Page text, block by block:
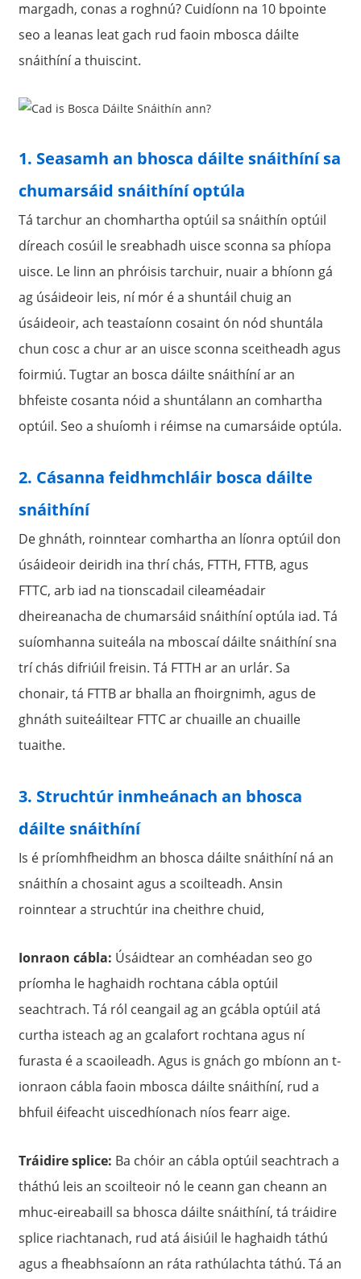
margadh, conas a roghnú? Cuidíonn na 10 bpointe
seo a leanas leat gach rud faoin mbosca dáilte
snáithíní a thuiscint.
1. Seasamh an bhosca dáilte snáithíní sa
chumarsáid snáithíní optúla
Tá tarchur an chomhartha optúil sa snáithín optúil
díreach cosúil le sreabhadh uisce sconna sa phíopa
uisce. Le linn an phróisis tarchuir, nuair a bhíonn gá
ag úsáideoir leis, ní mór é a shuntáil chuig an
úsáideoir, ach teastaíonn cosaint ón nód shuntála
chun cosc ​​a chur ar an uisce sconna sceitheadh ​​agus
foirmiú. Tugtar an bosca dáilte snáithíní ar an
bhfeiste cosanta nóid a shuntálann an comhartha
optúil. Seo a shuíomh i réimse na cumarsáide optúla.
2. Cásanna feidhmchláir bosca dáilte
snáithíní
De ghnáth, roinntear comhartha an líonra optúil don
úsáideoir deiridh ina thrí chás, FTTH, FTTB, agus
FTTC, arb iad na tionscadail cileaméadair
dheireanacha de chumarsáid snáithíní optúla iad. Tá
suíomhanna suiteála na mboscaí dáilte snáithíní sna
trí chás difriúil freisin. Tá FTTH ar an urlár. Sa
chonair, tá FTTB ar bhalla an fhoirgnimh, agus de
ghnáth suiteáiltear FTTC ar chuaille an chuaille
tuaithe.
3. Struchtúr inmheánach an bhosca
dáilte snáithíní
Is é príomhfheidhm an bhosca dáilte snáithíní ná an
snáithín a chosaint agus a scoilteadh. Ansin
roinntear a struchtúr ina cheithre chuid,
Ionraon cábla: Úsáidtear an comhéadan seo go
príomha le haghaidh rochtana cábla optúil
seachtrach. Tá ról ceangail ag an gcábla optúil atá
curtha isteach ag an gcalafort rochtana agus ní
furasta é a scaoileadh. Agus is gnách go mbíonn an t-
ionraon cábla faoin mbosca dáilte snáithíní, rud a
bhfuil éifeacht uiscedhíonach níos fearr aige.
Tráidire splice: Ba chóir an cábla optúil seachtrach a
tháthú leis an scoilteoir nó le ceann gan cheann an
mhuc-eireabaill sa bhosca dáilte snáithíní, tá tráidire
splice riachtanach, rud atá áisiúil le haghaidh táthú
agus a fheabhsaíonn an ráta rathúlachta táthú. Tá an